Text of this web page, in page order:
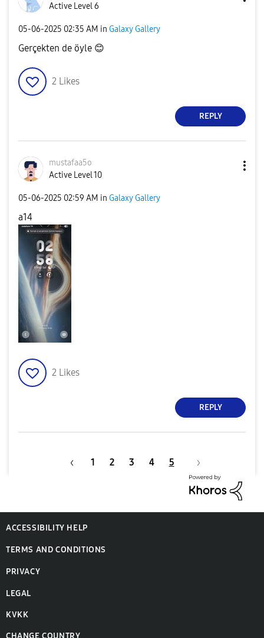
Active Level 6
‎05-06-2025 02:35 AM in Galaxy Gallery
Gerçekten de öyle 😊
2 Likes
REPLY
mustafaa5o
Active Level 10
‎05-06-2025 02:59 AM in Galaxy Gallery
a14
2 Likes
REPLY
1 2 3 4 5
ACCESSIBILITY HELP
TERMS AND CONDITIONS
PRIVACY
LEGAL
KVKK
CHANGE COUNTRY